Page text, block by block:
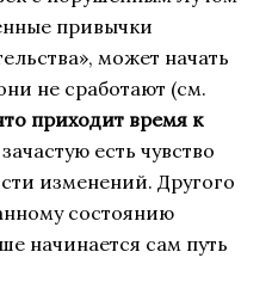
привычки
может начать
не сработают (см.
приходит время к
есть чувство
изменений. Другого
состоянию
начинается сам путь